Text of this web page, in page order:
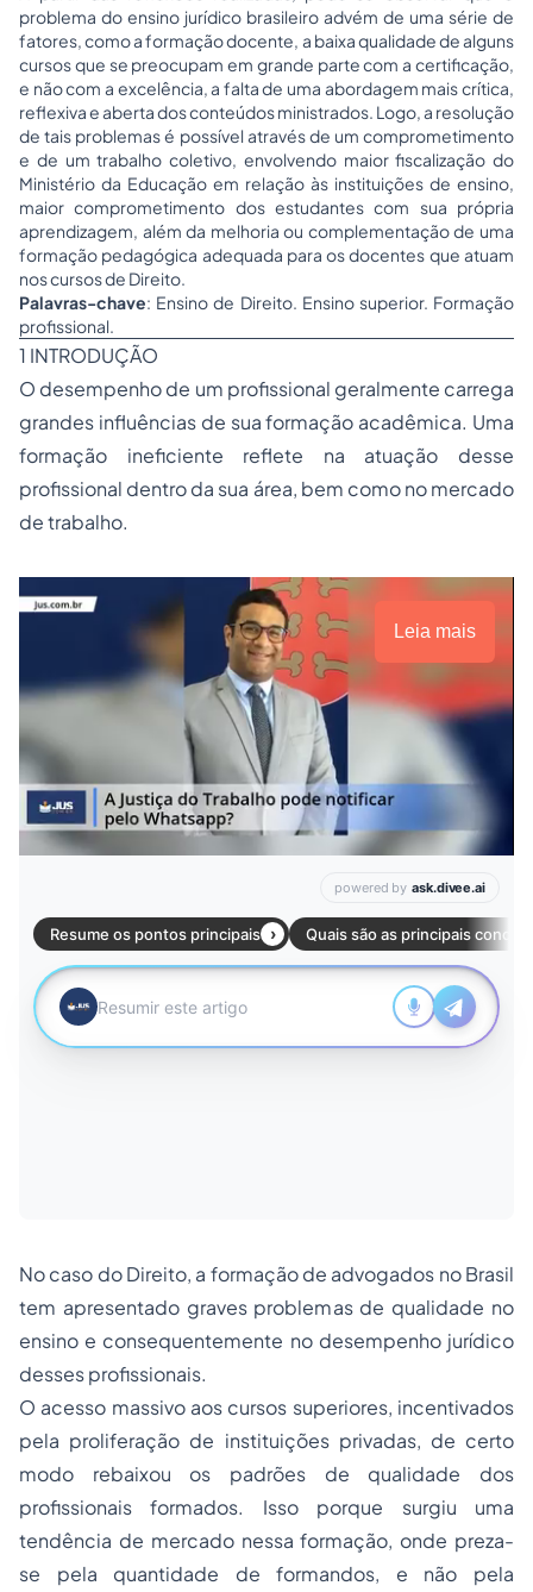
problema do ensino jurídico brasileiro advém de uma série de
fatores, como a formação docente, a baixa qualidade de alguns
cursos que se preocupam em grande parte com a certificação,
e não com a excelência, a falta de uma abordagem mais crítica,
reflexiva e aberta dos conteúdos ministrados. Logo, a resolução
de tais problemas é possível através de um comprometimento
e de um trabalho coletivo, envolvendo maior fiscalização do
Ministério da Educação em relação às instituições de ensino,
maior comprometimento dos estudantes com sua própria
aprendizagem, além da melhoria ou complementação de uma
formação pedagógica adequada para os docentes que atuam
nos cursos de Direito.
Palavras-chave: Ensino de Direito. Ensino superior. Formação
profissional.
1 INTRODUÇÃO
O desempenho de um profissional geralmente carrega
grandes influências de sua formação acadêmica. Uma
formação ineficiente reflete na atuação desse
profissional dentro da sua área, bem como no mercado
de trabalho.
Leia mais
No caso do Direito, a formação de advogados no Brasil
tem apresentado graves problemas de qualidade no
ensino e consequentemente no desempenho jurídico
desses profissionais.
O acesso massivo aos cursos superiores, incentivados
pela proliferação de instituições privadas, de certo
modo rebaixou os padrões de qualidade dos
profissionais formados. Isso porque surgiu uma
tendência de mercado nessa formação, onde preza-
se pela quantidade de formandos, e não pela